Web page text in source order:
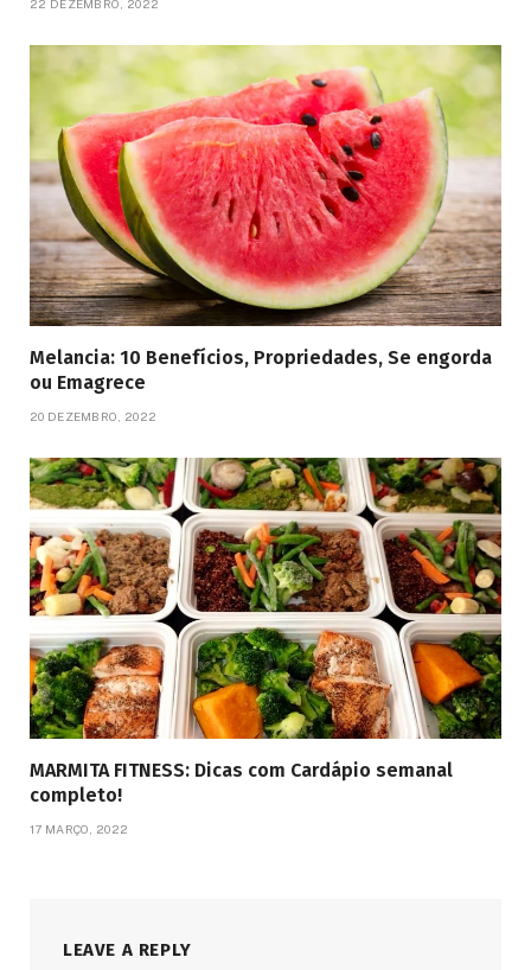
22 DEZEMBRO, 2022
Melancia: 10 Benefícios, Propriedades, Se engorda
ou Emagrece
20 DEZEMBRO, 2022
MARMITA FITNESS: Dicas com Cardápio semanal
completo!
17 MARÇO, 2022
LEAVE A REPLY